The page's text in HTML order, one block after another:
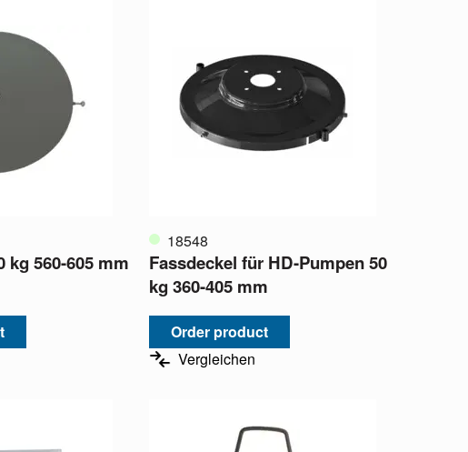
kg 560-605 mm
18548
Fassdeckel für HD-Pumpen 50
kg 360-405 mm
Order product
Vergleichen